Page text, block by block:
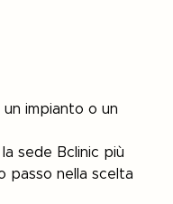
impianto o un
sede Bclinic più
passo nella scelta